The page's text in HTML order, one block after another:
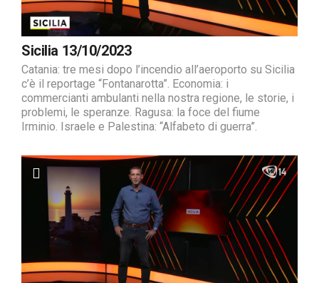
Sicilia 13/10/2023
Catania: tre mesi dopo l’incendio all’aeroporto su Sicilia
c’è il reportage “Fontanarotta”. Economia: i
commercianti ambulanti nella nostra regione, le storie, i
problemi, le speranze. Ragusa: la foce del fiume
Irminio. Israele e Palestina: “Alfabeto di guerra”.